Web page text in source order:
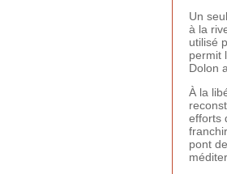
Un
à la
utilisé
permit
Dolon
À la
efforts
pont